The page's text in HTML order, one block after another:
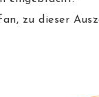
zu dieser